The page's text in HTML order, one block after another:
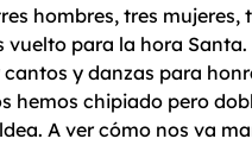
hombres, tres
para la hora
y danzas para
hemos chipiado pero
A ver cómo nos va